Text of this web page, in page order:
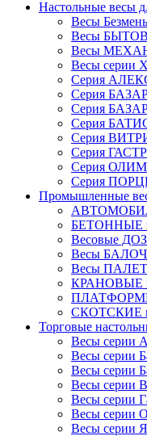
Настольные весы
Весы
Весы
Весы
Весы
Серия
Серия
Серия
Серия
Серия
Серия
Серия
Серия
Промышленные
БЕТОННЫЕ
Весовые
Весы
Весы
КРАНОВЫЕ
СКОТСКИЕ
Торговые
Весы серии
Весы серии
Весы серии
Весы серии
Весы серии
Весы серии
Весы серии